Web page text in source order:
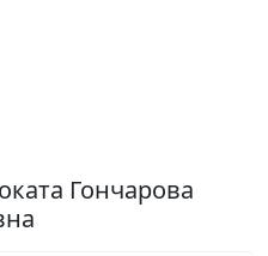
Гончарова